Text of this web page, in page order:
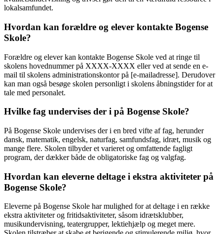
lokalsamfundet.
Hvordan kan forældre og elever kontakte Bogense
Skole?
Forældre og elever kan kontakte Bogense Skole ved at ringe til
skolens hovednummer på XXXX-XXXX eller ved at sende en e-
mail til skolens administrationskontor på [e-mailadresse]. Derudover
kan man også besøge skolen personligt i skolens åbningstider for at
tale med personalet.
Hvilke fag undervises der i på Bogense Skole?
På Bogense Skole undervises der i en bred vifte af fag, herunder
dansk, matematik, engelsk, naturfag, samfundsfag, idræt, musik og
mange flere. Skolen tilbyder et varieret og omfattende fagligt
program, der dækker både de obligatoriske fag og valgfag.
Hvordan kan eleverne deltage i ekstra aktiviteter på
Bogense Skole?
Eleverne på Bogense Skole har mulighed for at deltage i en række
ekstra aktiviteter og fritidsaktiviteter, såsom idrætsklubber,
musikundervisning, teatergrupper, lektiehjælp og meget mere.